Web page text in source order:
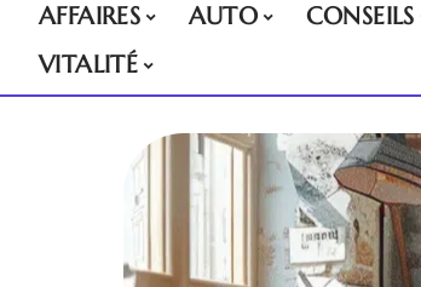
AFFAIRES AUTO CONSEILS
VITALITÉ